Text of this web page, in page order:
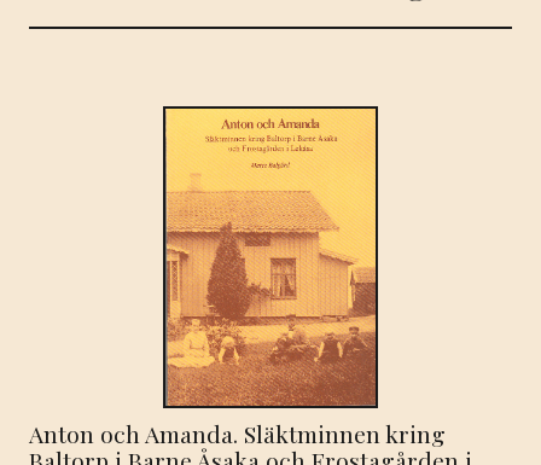
Anton och Amanda. Släktminnen kring